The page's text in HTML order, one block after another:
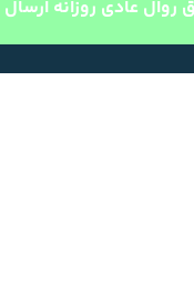
عادی روزانه ارسال